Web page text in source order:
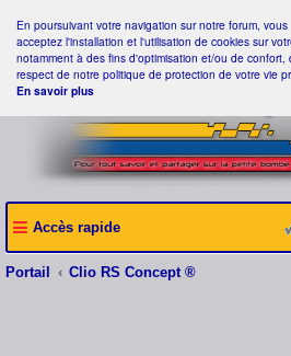
En poursuivant votre navigation sur notre forum, vous
acceptez l'installation et l'utilisation de cookies sur
notamment à des fins d'optimisation et/ou de confort,
respect de notre politique de protection de votre vie
En savoir plus
Accès rapide
Portail Clio RS Concept ®